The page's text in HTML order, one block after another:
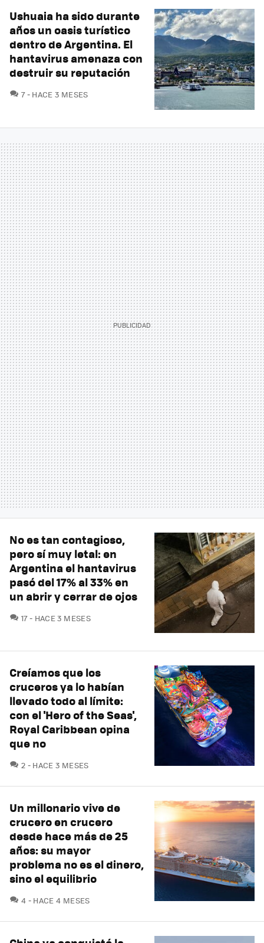
Ushuaia ha sido durante
años un oasis turístico
dentro de Argentina. El
hantavirus amenaza con
destruir su reputación
7COMENTARIOS
HACE 3 MESES
No es tan contagioso,
pero sí muy letal: en
Argentina el hantavirus
pasó del 17% al 33% en
un abrir y cerrar de ojos
17COMENTARIOS
HACE 3 MESES
Creíamos que los
cruceros ya lo habían
llevado todo al límite:
con el 'Hero of the Seas',
Royal Caribbean opina
que no
2 COMENTARIOS
HACE 3 MESES
Un millonario vive de
crucero en crucero
desde hace más de 25
años: su mayor
problema no es el dinero,
sino el equilibrio
4 COMENTARIOS
HACE 4 MESES